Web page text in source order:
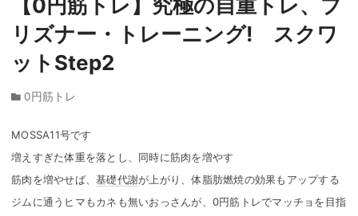
【0円筋トレ】究極の自重トレ、プ
リズナー・トレーニング! スクワ
ットStep2
0円筋トレ
MOSSA11号です
増えすぎた体重を落とし、同時に筋肉を増やす
筋肉を増やせば、 基礎代謝が上がり、体脂肪燃焼の効果もアップする
ジムに通うヒマもカネも無いおっさんが、0円筋トレでマッチョを目指